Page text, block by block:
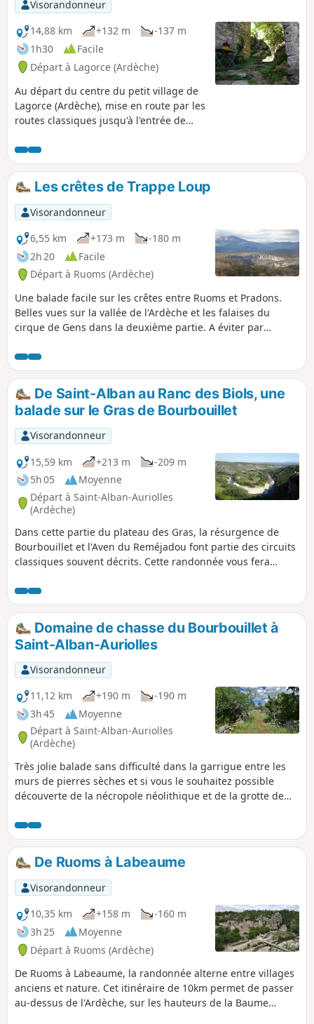
au fil de l'eau est à faire hors période de
sècheresse estivale, lorsque les pluies
alimentent l'Ibie et les ruisseaux de la
Sompe et de Salastre.
Visorandonneur
14,88 km
+132 m
-137 m
1h30
Facile
Départ à Lagorce (Ardèche)
Au départ du centre du petit village de
Lagorce (Ardèche), mise en route par les
routes classiques jusqu'à l'entrée de
un sympathique trajet, à travers la
nature ardéchoise, par une petite route
sans véhicule (ou presque), par des
chemins agricoles, empierrés ou
quelque peu rocailleux, pour arriver de
l'autre côté du village.
Les crêtes de Trappe Loup
Visorandonneur
6,55 km
+173 m
-180 m
2h 20
Facile
Départ à Ruoms (Ardèche)
Une balade facile sur les crêtes entre Ruoms et Pradons.
Belles vues sur la vallée de l'Ardèche et les falaises du
cirque de Gens dans la deuxième partie. A éviter par
De Saint-Alban au Ranc des Biols, une
balade sur le Gras de Bourbouillet
Visorandonneur
15,59 km
+213 m
-209 m
5h 05
Moyenne
Départ à Saint-Alban-Auriolles
(Ardèche)
Dans cette partie du plateau des Gras, la résurgence de
Bourbouillet et l'Aven du Reméjadou font partie des circuits
classiques souvent décrits. Cette randonnée vous fera
donc moins fréquentés. Un conseil cependant, oubliez la
carte IGN, très incomplète dans cette zone. Utilisez plutôt le
fond de carte OpenStreetMap randonnée avec l'appli
Visorando, le GPS intégré pourra être utile.
Domaine de chasse du Bourbouillet à
Saint-Alban-Auriolles
Visorandonneur
11,12 km
+190 m
-190 m
3h 45
Moyenne
Départ à Saint-Alban-Auriolles
(Ardèche)
Très jolie balade sans difficulté dans la garrigue entre les
murs de pierres sèches et si vous le souhaitez possible
découverte de la nécropole néolithique et de la grotte de
quand les achillées blanches envahissent tous les espaces,
ponctués de rose, de jaune ou de bleu par les autres fleurs.
Surprenante, la végétation de milieux humides près du
l'aven de Reméjadou, mousses, lichens fougères, etc.
15/05/2024 : Parking de départ modifié.
De Ruoms à Labeaume
Visorandonneur
10,35 km
+158 m
-160 m
3h 25
Moyenne
Départ à Ruoms (Ardèche)
De Ruoms à Labeaume, la randonnée alterne entre villages
anciens et nature. Cet itinéraire de 10km permet de passer
au-dessus de l'Ardèche, sur les hauteurs de la Baume